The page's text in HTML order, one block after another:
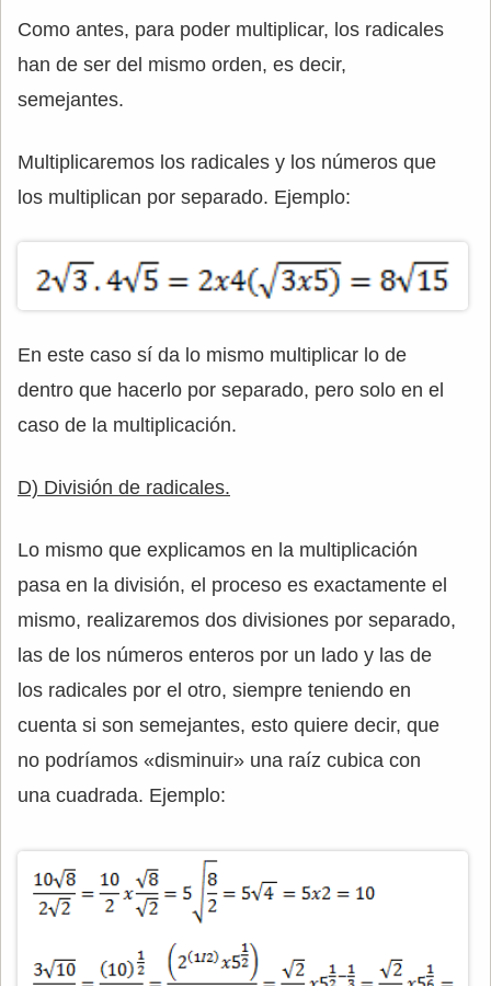
Como antes, para poder multiplicar, los radicales
han de ser del mismo orden, es decir,
semejantes.
Multiplicaremos los radicales y los números que
los multiplican por separado. Ejemplo:
En este caso sí da lo mismo multiplicar lo de
dentro que hacerlo por separado, pero solo en el
caso de la multiplicación.
D) División de radicales.
Lo mismo que explicamos en la multiplicación
pasa en la división, el proceso es exactamente el
mismo, realizaremos dos divisiones por separado,
las de los números enteros por un lado y las de
los radicales por el otro, siempre teniendo en
cuenta si son semejantes, esto quiere decir, que
no podríamos «disminuir» una raíz cubica con
una cuadrada. Ejemplo: